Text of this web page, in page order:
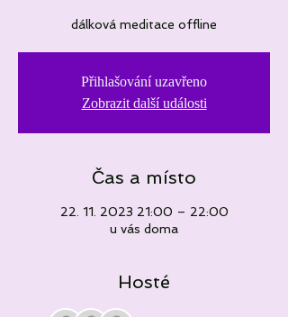
dálková meditace offline
Přihlašování uzavřeno
Zobrazit další události
Čas a místo
22. 11. 2023 21:00 – 22:00
u vás doma
Hosté